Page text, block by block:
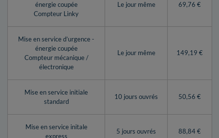
énergie coupée
Compteur Linky
Le jour même 69,76 €
Mise en service d’urgence -
énergie coupée
Compteur mécanique /
électronique
Le jour même 149,19 €
Mise en service initiale
standard
10 jours ouvrés 50,56 €
Mise en service initale
express
5 jours ouvrés 88,84 €